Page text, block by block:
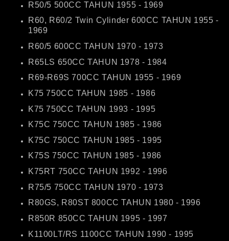
R50/5 500CC TAHUN 1955 - 1969
R60, R60/2 Twin Cylinder 600CC TAHUN 1955 -
1969
R60/5 600CC TAHUN 1970 - 1973
R65LS 650CC TAHUN 1978 - 1984
R69-R69S 700CC TAHUN 1955 - 1969
K75 750CC TAHUN 1985 - 1986
K75 750CC TAHUN 1993 - 1995
K75C 750CC TAHUN 1985 - 1986
K75C 750CC TAHUN 1985 - 1995
K75S 750CC TAHUN 1985 - 1986
K75RT 750CC TAHUN 1992 - 1996
R75/5 750CC TAHUN 1970 - 1973
R80GS, R80ST 800CC TAHUN 1980 - 1996
R850R 850CC TAHUN 1995 - 1997
K1100LT/RS 1100CC TAHUN 1990 - 1995